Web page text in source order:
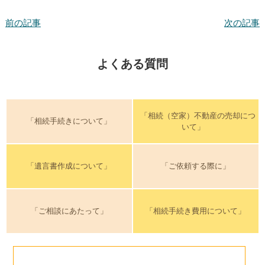
前の記事 次の記事
よくある質問
「相続手続きについて」
「相続（空家）不動産の売却につ
いて」
「遺言書作成について」 「ご依頼する際に」
「ご相談にあたって」 「相続手続き費用について」